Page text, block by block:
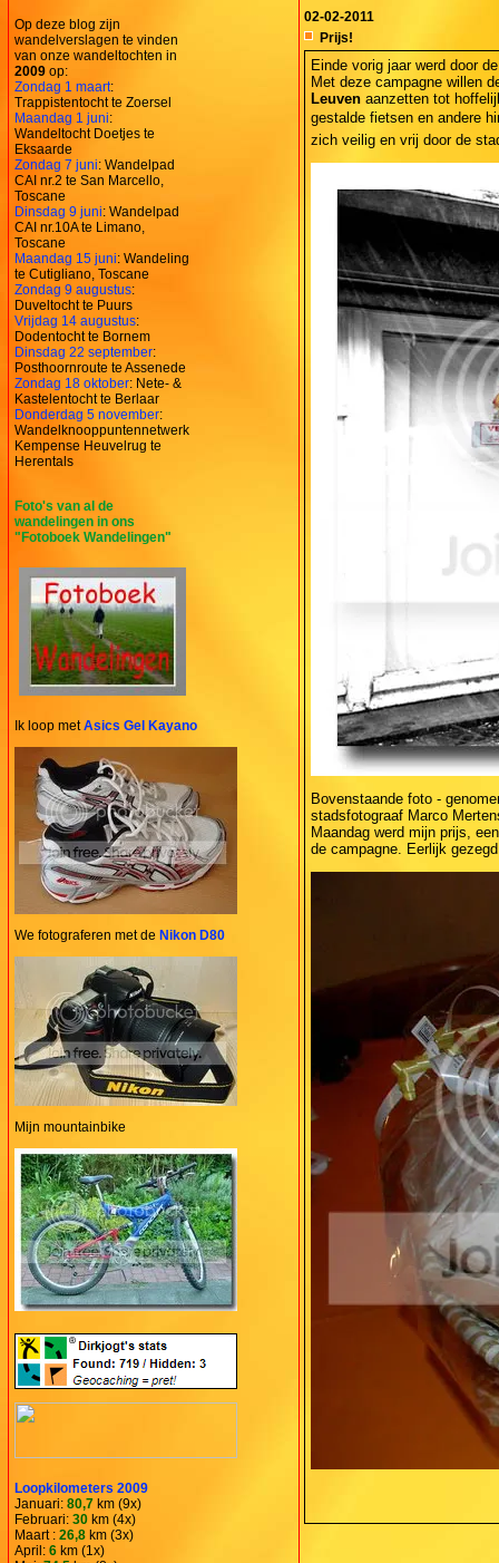
Op deze blog zijn
wandelverslagen te vinden
van onze wandeltochten in
2009 op:
Zondag 1 maart:
Trappistentocht te Zoersel
Maandag 1 juni:
Wandeltocht Doetjes te
Eksaarde
Zondag 7 juni: Wandelpad
CAI nr.2 te San Marcello,
Toscane
Dinsdag 9 juni: Wandelpad
CAI nr.10A te Limano,
Toscane
Maandag 15 juni: Wandeling
te Cutigliano, Toscane
Zondag 9 augustus:
Duveltocht te Puurs
Vrijdag 14 augustus:
Dodentocht te Bornem
Dinsdag 22 september:
Posthoornroute te Assenede
Zondag 18 oktober: Nete- &
Kastelentocht te Berlaar
Donderdag 5 november:
Wandelknooppuntennetwerk
Kempense Heuvelrug te
Herentals
Foto's van al de
wandelingen in ons
"Fotoboek Wandelingen"
Ik loop metAsics Gel Kayano
We fotograferen met de Nikon D80
Mijn mountainbike
Loopkilometers 2009
Januari: 80,7 km (9x)
Februari: 30 km (4x)
Maart : 26,8 km (3x)
April: 6 km (1x)
02-02-2011
Prijs!
Einde vorig jaar werd door
Met deze campagne willen
Leuven aanzetten tot
gestalde fietsen en andere
zich veilig en vrij door de
Bovenstaande foto -
stadsfotograaf Marco
Maandag werd mijn prijs,
de campagne. Eerlijk